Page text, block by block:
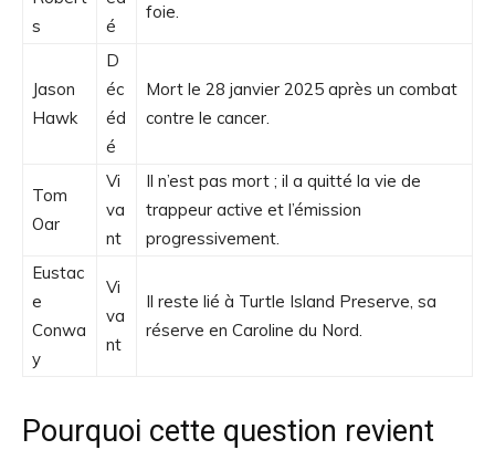
s
é
foie.
Jason
Hawk
D
éc
éd
é
Mort le 28 janvier 2025 après un combat
contre le cancer.
Tom
Oar
Vi
va
nt
Il n’est pas mort ; il a quitté la vie de
trappeur active et l’émission
progressivement.
Eustac
e
Conwa
y
Vi
va
nt
Il reste lié à Turtle Island Preserve, sa
réserve en Caroline du Nord.
Pourquoi cette question revient